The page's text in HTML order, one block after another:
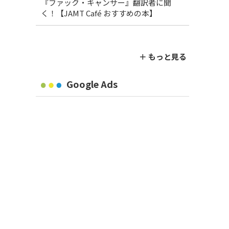
『ファック・キャンサー』翻訳者に聞
く！【JAMT Café おすすめの本】
＋ もっと見る
Google Ads